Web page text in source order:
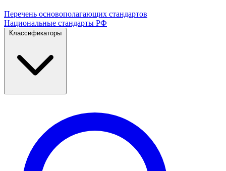
Перечень основополагающих стандартов
Национальные стандарты РФ
Классификаторы